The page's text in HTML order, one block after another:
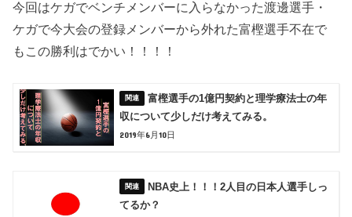
今回はケガでベンチメンバーに入らなかった渡邊選手・
ケガで今大会の登録メンバーから外れた富樫選手不在で
もこの勝利はでかい！！！！
富樫選手の1億円契約と理学療法士の年
収について少しだけ考えてみる。
2019年6月10日
NBA史上！！！2人目の日本人選手しっ
てるか？